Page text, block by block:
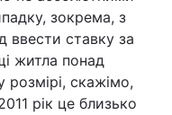
зокрема, з
ввести ставку за
житла понад
розмірі, скажімо,
рік це близько